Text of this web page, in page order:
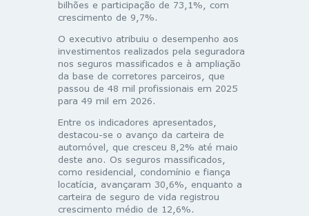
bilhões e participação de 73,1%, com
crescimento de 9,7%.
O executivo atribuiu o desempenho aos
investimentos realizados pela seguradora
nos seguros massificados e à ampliação
da base de corretores parceiros, que
passou de 48 mil profissionais em 2025
para 49 mil em 2026.
Entre os indicadores apresentados,
destacou-se o avanço da carteira de
automóvel, que cresceu 8,2% até maio
deste ano. Os seguros massificados,
como residencial, condomínio e fiança
locatícia, avançaram 30,6%, enquanto a
carteira de seguro de vida registrou
crescimento médio de 12,6%.